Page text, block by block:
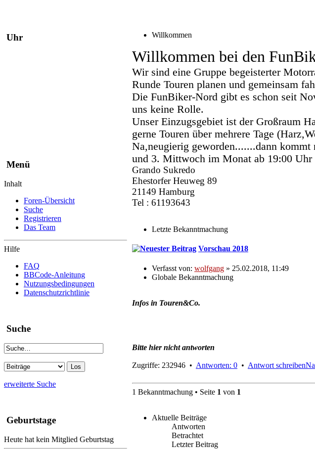
Uhr
Menü
Inhalt
Foren-Übersicht
Suche
Registrieren
Das Team
Hilfe
FAQ
BBCode-Anleitung
Nutzungsbedingungen
Datenschutzrichtlinie
Suche
erweiterte Suche
Geburtstage
Heute hat kein Mitglied Geburtstag
Willkommen
Willkommen bei den
Wir sind eine Gruppe begeisterter
Runde Touren planen und gemeinsam
Die FunBiker-Nord gibt es schon seit
uns keine Rolle.
Unser Einzugsgebiet ist der Großraum
gerne Touren über mehrere Tage
Na,neugierig geworden.......dann
und 3. Mittwoch im Monat ab 19:00 Uhr
Grando Sukredo
Ehestorfer Heuweg 89
21149 Hamburg
Tel : 61193643
Letzte Bekanntmachung
Vorschau 2018
Verfasst von: wolfgang » 25.02.2018, 11:49
Globale Bekanntmachung
Infos in Touren&Co.
Bitte hier nicht antworten
Zugriffe: 232946 • Antworten: 0 • Antwort schreiben
1 Bekanntmachung • Seite 1 von 1
Aktuelle Beiträge
Antworten
Betrachtet
Letzter Beitrag